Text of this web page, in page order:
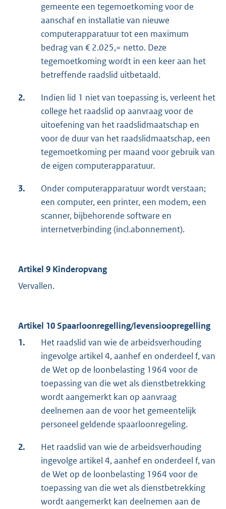
gemeente een tegemoetkoming voor de
aanschaf en installatie van nieuwe
computerapparatuur tot een maximum
bedrag van € 2.025,= netto. Deze
tegemoetkoming wordt in een keer aan het
betreffende raadslid uitbetaald.
2.
Indien lid 1 niet van toepassing is, verleent het
college het raadslid op aanvraag voor de
uitoefening van het raadslidmaatschap en
voor de duur van het raadslidmaatschap, een
tegemoetkoming per maand voor gebruik van
de eigen computerapparatuur.
3.
Onder computerapparatuur wordt verstaan;
een computer, een printer, een modem, een
scanner, bijbehorende software en
internetverbinding (incl.abonnement).
Artikel 9 Kinderopvang
Vervallen.
Artikel 10 Spaarloonregelling/levensioopregelling
1.
Het raadslid van wie de arbeidsverhouding
ingevolge artikel 4, aanhef en onderdeel f, van
de Wet op de loonbelasting 1964 voor de
toepassing van die wet als dienstbetrekking
wordt aangemerkt kan op aanvraag
deelnemen aan de voor het gemeentelijk
personeel geldende spaarloonregeling.
2.
Het raadslid van wie de arbeidsverhouding
ingevolge artikel 4, aanhef en onderdeel f, van
de Wet op de loonbelasting 1964 voor de
toepassing van die wet als dienstbetrekking
wordt aangemerkt kan deelnemen aan de